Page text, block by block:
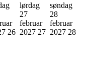
26
lørdag
27
februar
2027 27
søndag
28
februar
2027 28